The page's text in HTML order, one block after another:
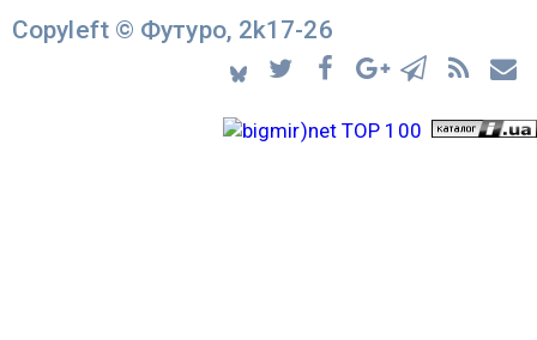
Copyleft © Футуро, 2k17-26